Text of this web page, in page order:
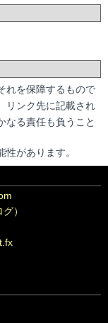
れを保障するもので
リンク先に記載され
なる責任も負うこと
があります。
）